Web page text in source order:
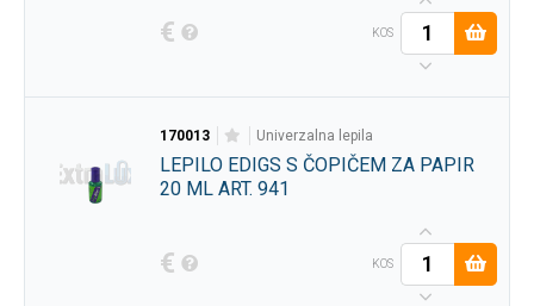
€ KOS
170013 univerzalna lepila
LEPILO EDIGS S ČOPIČEM ZA PAPIR
20 ML ART. 941
€ KOS